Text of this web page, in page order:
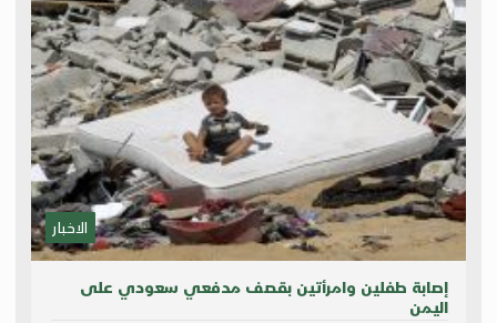
الاخبار
إصابة طفلين وامرأتين بقصف مدفعي سعودي على
اليمن